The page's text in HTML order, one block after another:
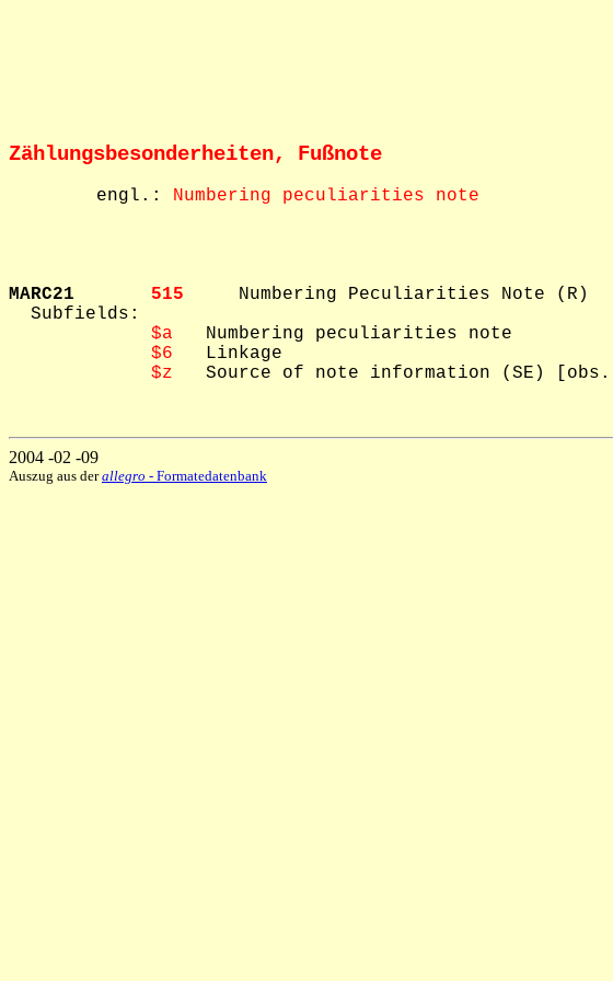
Zählungsbesonderheiten, Fußnote
        engl.:
Numbering peculiarities note
MARC21 515 Numbering Peculiarities Note (R)
  Subfields:
$a
   Numbering peculiarities note
$6
   Linkage
$z
   Source of note information (SE) [obs.]
2004 -02 -09
Auszug aus derallegro - Formatedatenbank